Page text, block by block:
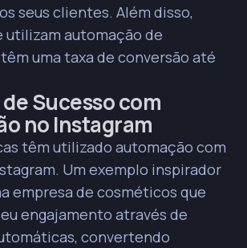
seus clientes. Além disso,
utilizam automação de
uma taxa de conversão até
Sucesso com
no Instagram
têm utilizado automação com
Um exemplo inspirador
empresa de cosméticos que
engajamento através de
convertendo